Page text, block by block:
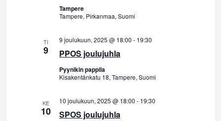
Tampere
Tampere, Pirkanmaa, Suomi
TI
9 PPOS joulujuhla
9 joulukuun, 2025 @ 18:00 - 19:30
Pyynikin pappila
Kisakentänkatu 18, Tampere, Suomi
KE
10 SPOS joulujuhla
10 joulukuun, 2025 @ 18:00 - 19:30